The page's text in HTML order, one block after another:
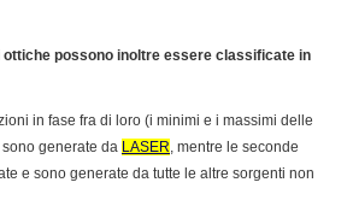
ottiche possono inoltre essere classificate in
in fase fra di loro (i minimi e i massimi delle
generate da LASER, mentre le seconde
e sono generate da tutte le altre sorgenti non